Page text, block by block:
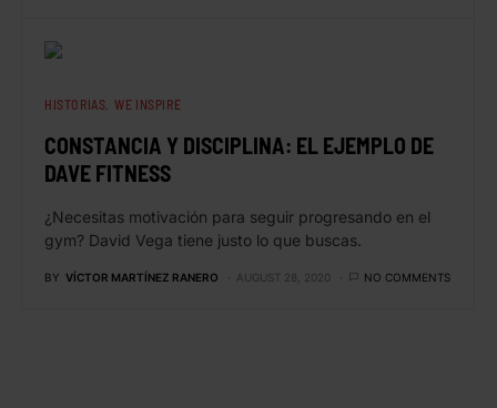
HISTORIAS WE INSPIRE
CONSTANCIA Y DISCIPLINA: EL EJEMPLO DE
DAVE FITNESS
¿Necesitas motivación para seguir progresando en el
gym? David Vega tiene justo lo que buscas.
BY VÍCTOR MARTÍNEZ RANERO AUGUST 28, 2020 NO COMMENTS